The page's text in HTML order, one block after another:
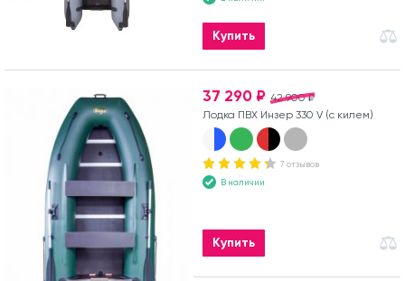
Купить
42 900 ₽
37 290 ₽
Лодка ПВХ Инзер 330 V (с килем)
7 отзывов
В наличии
Купить